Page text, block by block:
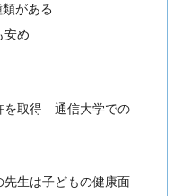
がある
安め
を取得 通信大学での
生は子どもの健康面